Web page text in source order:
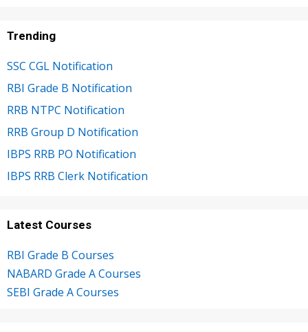
Trending
SSC CGL Notification
RBI Grade B Notification
RRB NTPC Notification
RRB Group D Notification
IBPS RRB PO Notification
IBPS RRB Clerk Notification
Latest Courses
RBI Grade B Courses
NABARD Grade A Courses
SEBI Grade A Courses